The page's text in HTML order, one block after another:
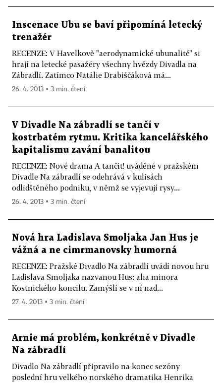
Inscenace Ubu se baví připomíná letecký
trenažér
RECENZE: V Havelkově "aerodynamické ubunalitě" si
hrají na letecké pasažéry všechny hvězdy Divadla na
Zábradlí. Zatímco Natálie Drabiščáková má...
26. 4. 2013 ▪ 3 min. čtení
V Divadle Na zábradlí se tančí v
kostrbatém rytmu. Kritika kancelářského
kapitalismu zavání banalitou
RECENZE: Nové drama A tančit! uváděné v pražském
Divadle Na zábradlí se odehrává v kulisách
odlidštěného podniku, v němž se vyjevují rysy...
26. 4. 2013 ▪ 3 min. čtení
Nová hra Ladislava Smoljaka Jan Hus je
vážná a ne cimrmanovsky humorná
RECENZE: Pražské Divadlo Na zábradlí uvádí novou hru
Ladislava Smoljaka nazvanou Hus: alia minora
Kostnického koncilu. Zamýšlí se v ní nad...
27. 4. 2013 ▪ 3 min. čtení
Arnie má problém, konkrétně v Divadle
Na zábradlí
Divadlo Na zábradlí připravilo na konec sezóny
poslední hru velkého norského dramatika Henrika